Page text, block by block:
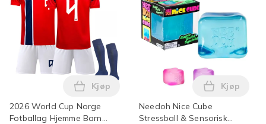
2026 World Cup Norge
Fotballag Hjemme Barn
Legg 2026 World Cup Norge Fotballag
Kjøp
Needoh Nice Cube
Stressball & Sensorisk
Legg
Kjøp